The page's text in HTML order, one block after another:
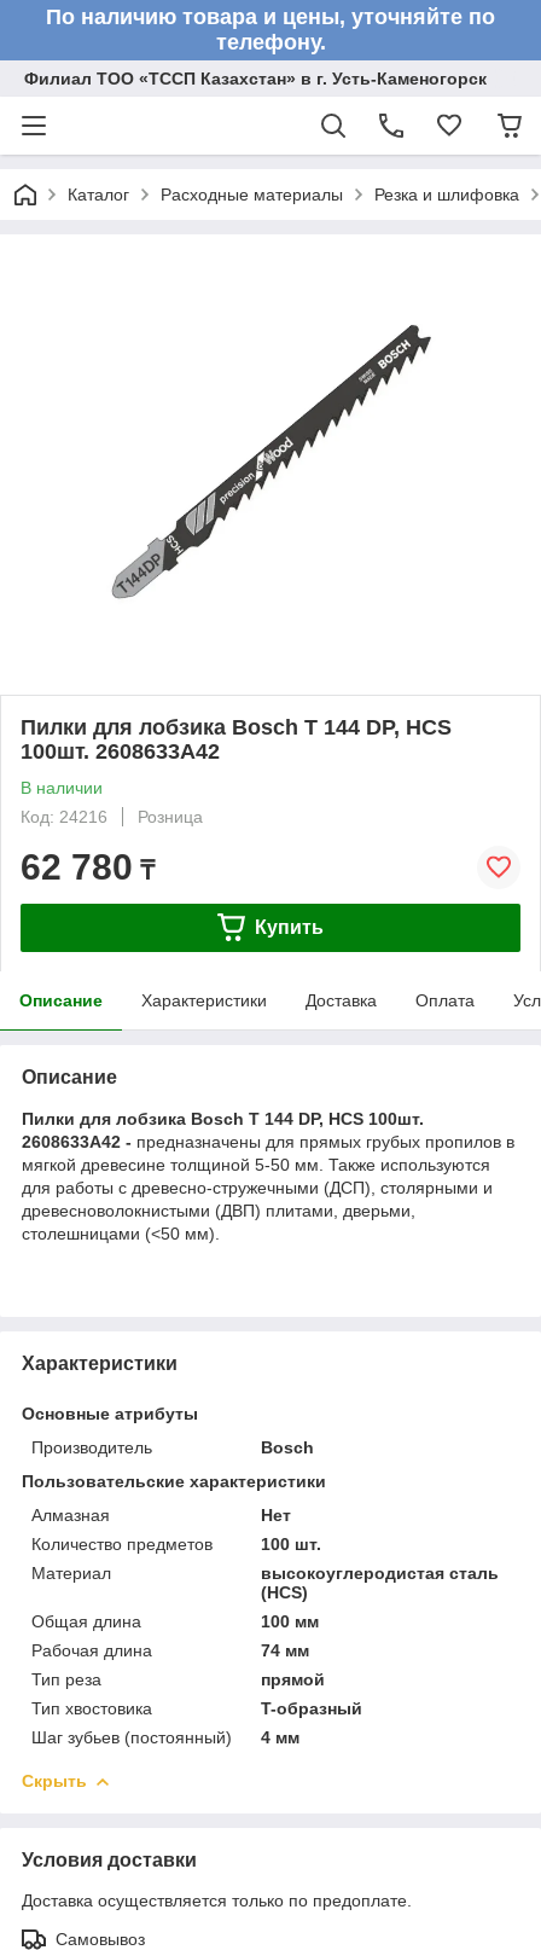
По наличию товара и цены, уточняйте по
телефону.
Филиал ТОО «ТССП Казахстан» в г. Усть-Каменогорск
Каталог Расходные материалы Резка и шлифовка
Пилки для лобзика Bosch T 144 DP, HCS
100шт. 2608633A42
В наличии
Код: 24216
Розница
62 780 ₸
Купить
Описание Характеристики Доставка Оплата
Описание
Пилки для лобзика Bosch T 144 DP, HCS 100шт.
2608633A42 - предназначены для прямых грубых пропилов в
мягкой древесине толщиной 5-50 мм. Также используются
для работы с древесно-стружечными (ДСП), столярными и
древесноволокнистыми (ДВП) плитами, дверьми,
столешницами (<50 мм).
Характеристики
Основные атрибуты
Производитель
Bosch
Пользовательские характеристики
Алмазная
Нет
Количество предметов
100 шт.
Материал
высокоуглеродистая сталь
(HCS)
Общая длина
100 мм
Рабочая длина
74 мм
Тип реза
прямой
Тип хвостовика
T-образный
Шаг зубьев (постоянный)
4 мм
Скрыть
Условия доставки
Доставка осуществляется только по предоплате.
Самовывоз